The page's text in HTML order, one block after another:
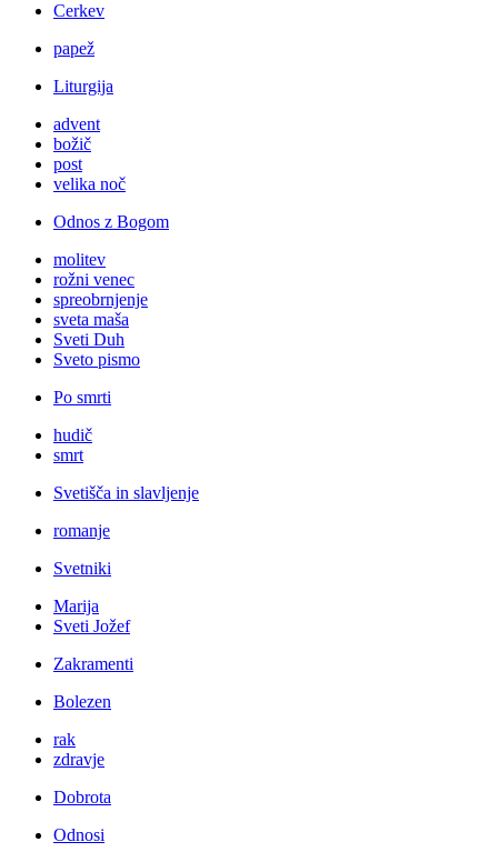
Cerkev
papež
Liturgija
advent
božič
post
velika noč
Odnos z Bogom
molitev
rožni venec
spreobrnjenje
sveta maša
Sveti Duh
Sveto pismo
Po smrti
hudič
smrt
Svetišča in slavljenje
romanje
Svetniki
Marija
Sveti Jožef
Zakramenti
Bolezen
rak
zdravje
Dobrota
Odnosi